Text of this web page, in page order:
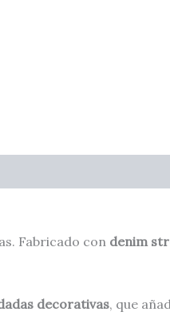
Fabricado con denim
decorativas, que